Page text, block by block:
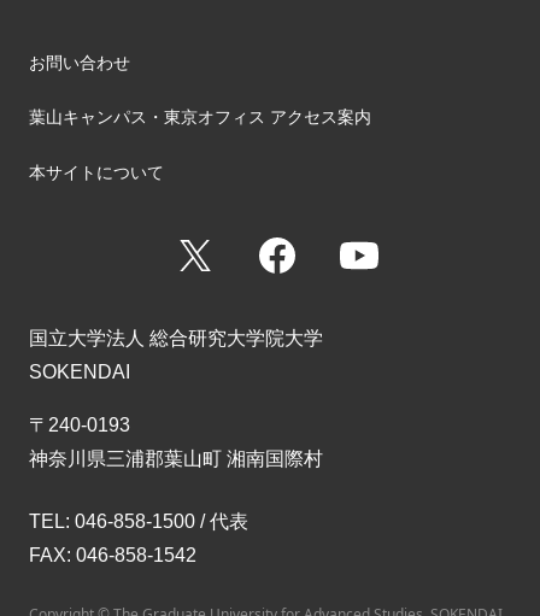
お問い合わせ
葉山キャンパス・東京オフィス アクセス案内
本サイトについて
Facebook
国立大学法人 総合研究大学院大学
SOKENDAI
〒240-0193
神奈川県三浦郡葉山町 湘南国際村
TEL: 046-858-1500 / 代表
FAX: 046-858-1542